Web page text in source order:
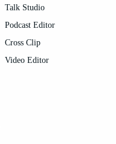
Talk Studio
Podcast Editor
Cross Clip
Video Editor